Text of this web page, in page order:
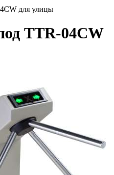
для улицы
TTR-04CW